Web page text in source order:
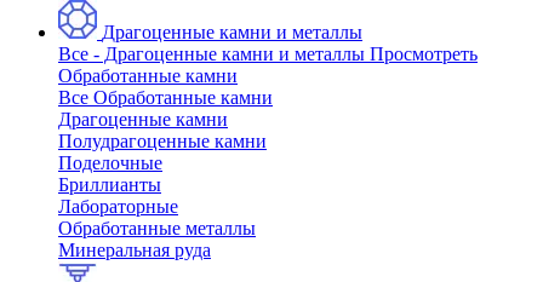
Драгоценные камни и металлы
Все - Драгоценные камни и металлы Просмотреть
Обработанные камни
Все Обработанные камни
Драгоценные камни
Полудрагоценные камни
Поделочные
Бриллианты
Лабораторные
Обработанные металлы
Минеральная руда